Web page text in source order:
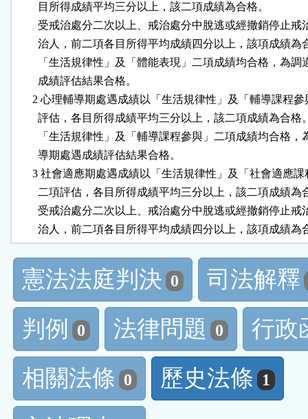
        目所得成績平均三分以上，該二項成績為合格。
受戒治處分二次以上、戒治處分中脫逃或經撤銷停止戒
治人，前二項各目所得平均成績四分以上，該項成績為
「生活規律性」及「體能表現」二項成績均合格，為調
        成績評估結果合格。
2 心理輔導期處遇成績以「生活規律性」及「輔導課程
評估，各目所得成績平均三分以上，該二項成績為合格
「生活規律性」及「輔導課程參與」二項成績均合格，
        導期處遇成績評估結果合格。
3 社會適應期處遇成績以「生活規律性」及「社會適應
二項評估，各目所得成績平均三分以上，該二項成績為
受戒治處分二次以上、戒治處分中脫逃或經撤銷停止戒
憲法法庭判決 0
司法解釋
判例
0 法律問題 0
行政
相關法條 0 歷史法條 1